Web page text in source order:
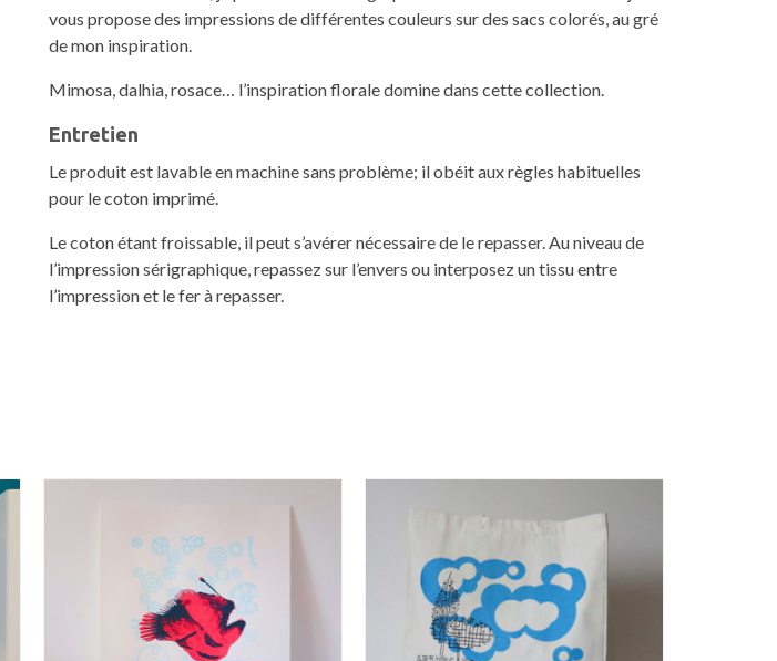
vous propose des impressions de différentes couleurs sur des sacs colorés, au gré
de mon inspiration.
Mimosa, dalhia, rosace… l’inspiration florale domine dans cette collection.
Entretien
Le produit est lavable en machine sans problème; il obéit aux règles habituelles
pour le coton imprimé.
Le coton étant froissable, il peut s’avérer nécessaire de le repasser. Au niveau de
l’impression sérigraphique, repassez sur l’envers ou interposez un tissu entre
l’impression et le fer à repasser.